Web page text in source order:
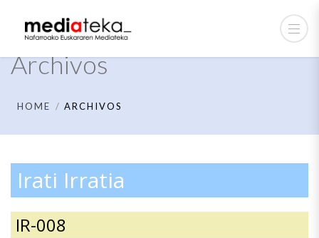
Archivos
HOME ARCHIVOS
Irati Irratia
IR-008